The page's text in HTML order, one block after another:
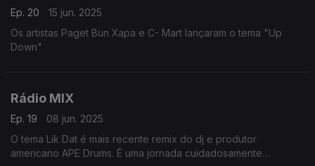
Ep. 20
15 jun. 2025
Os artistas Paget Bun Xapa e C- Mart lançaram o tema "Up
Down"
Rádio MIX
Ep. 19
08 jun. 2025
O tema Lik Dat é mais recente remix do dj e produtor
americano APE Drums. É uma jornada cuidadosamente